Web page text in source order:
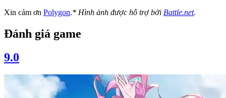
Xin cảm ơn Polygon.* Hình ảnh được hỗ trợ bởi Battle.net.
Đánh giá game
9.0